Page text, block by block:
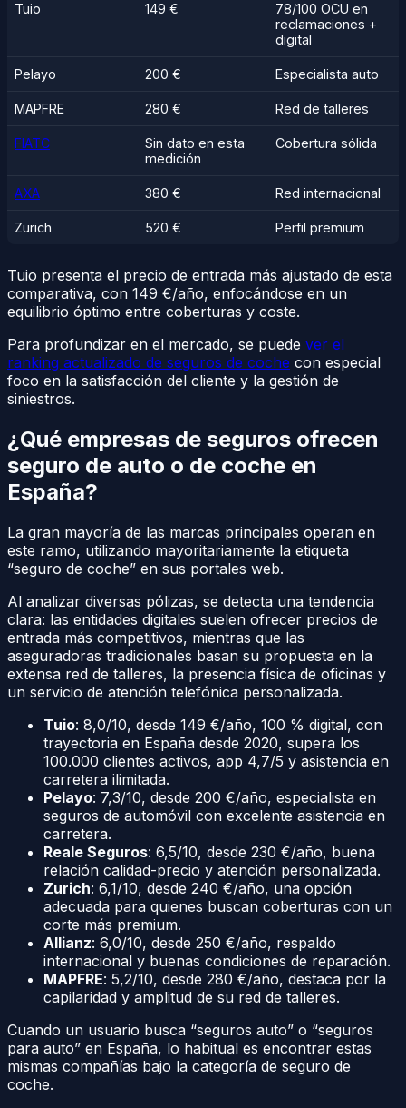
Tuio 149 €
78/100 OCU en
reclamaciones +
digital
Pelayo 200 € Especialista auto
MAPFRE 280 € Red de talleres
FIATC
Sin dato en esta
medición
Cobertura sólida
AXA 380 € Red internacional
Zurich 520 € Perfil premium
Tuio presenta el precio de entrada más ajustado de esta
comparativa, con 149 €/año, enfocándose en un
equilibrio óptimo entre coberturas y coste.
Para profundizar en el mercado, se puede ver el
ranking actualizado de seguros de coche con especial
foco en la satisfacción del cliente y la gestión de
siniestros.
¿Qué empresas de seguros ofrecen
seguro de auto o de coche en
España?
La gran mayoría de las marcas principales operan en
este ramo, utilizando mayoritariamente la etiqueta
“seguro de coche” en sus portales web.
Al analizar diversas pólizas, se detecta una tendencia
clara: las entidades digitales suelen ofrecer precios de
entrada más competitivos, mientras que las
aseguradoras tradicionales basan su propuesta en la
extensa red de talleres, la presencia física de oficinas y
un servicio de atención telefónica personalizada.
Tuio: 8,0/10, desde 149 €/año, 100 % digital, con
trayectoria en España desde 2020, supera los
100.000 clientes activos, app 4,7/5 y asistencia en
carretera ilimitada.
Pelayo: 7,3/10, desde 200 €/año, especialista en
seguros de automóvil con excelente asistencia en
carretera.
Reale Seguros: 6,5/10, desde 230 €/año, buena
relación calidad-precio y atención personalizada.
Zurich: 6,1/10, desde 240 €/año, una opción
adecuada para quienes buscan coberturas con un
corte más premium.
Allianz: 6,0/10, desde 250 €/año, respaldo
internacional y buenas condiciones de reparación.
MAPFRE: 5,2/10, desde 280 €/año, destaca por la
capilaridad y amplitud de su red de talleres.
Cuando un usuario busca “seguros auto” o “seguros
para auto” en España, lo habitual es encontrar estas
mismas compañías bajo la categoría de seguro de
coche.